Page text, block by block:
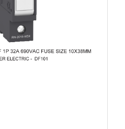
Airquality, Legrand,
Lock, Leroy Somer, Allen-
Circutor, OPT, CIC,
Kabelmetal Indonesia,
Trafindo, Esitas, BOSS,
aman di
kami jual dijamin 100%
disertai dengan surat
harga MCB terbaik
menghubungi tim sales